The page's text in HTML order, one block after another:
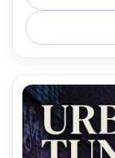
い月明かりが混
A7IV、85mm、
お祝いムード、
刷可